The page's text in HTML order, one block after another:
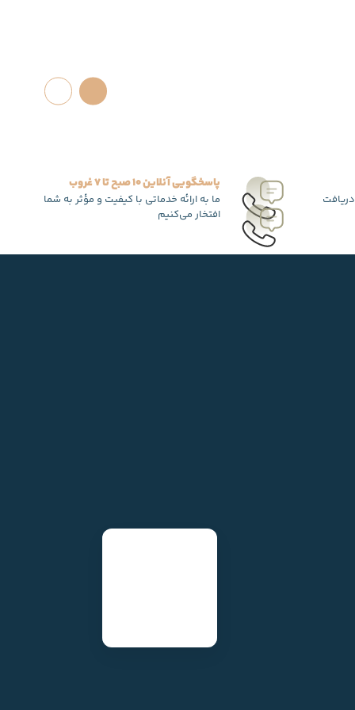
پاسخگویی آنلاین 10 صبح تا 7 غروب
ما به ارائه خدماتی با کیفیت و مؤثر به شما
افتخار می‌کنیم